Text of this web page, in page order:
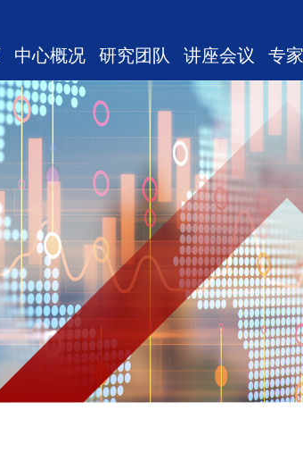
中心概况 研究团队 讲座会议 专